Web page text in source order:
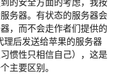
的安全方面的考虑，我按
务器。有状态的服务器会
，而不会走作者们提供的
理后发送给苹果的服务器
惯性只相信自己），这是
主要区别。